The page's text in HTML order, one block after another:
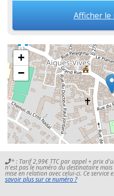
Afficher
+
−
* : Tarif 2,99€ TTC par appel + prix
n'est pas le numéro du destinataire
mise en relation avec celui-ci. Ce service
savoir plus sur ce numéro ?